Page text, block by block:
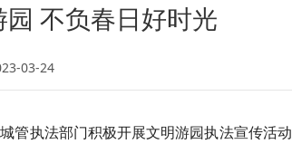
不负春日好时光
03-24
管执法部门积极开展文明游园执法宣传活